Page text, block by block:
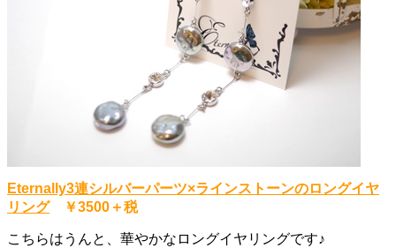
Eternally3連シルバーパーツ×ラインストーンのロングイヤ
リング￥3500＋税
こちらはうんと、華やかなロングイヤリングです♪